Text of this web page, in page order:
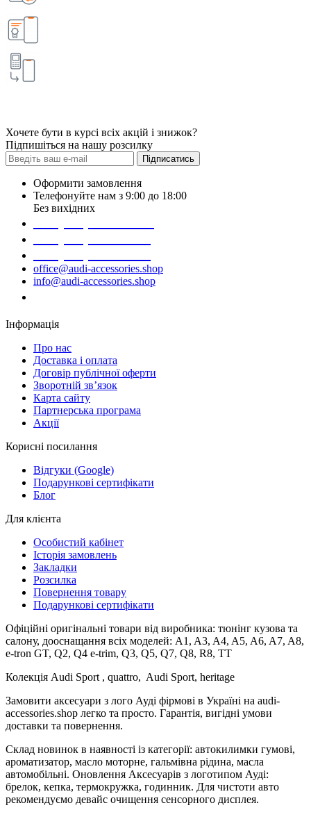
Хочете бути в курсі всіх акцій і знижок?
Підпишіться на нашу розсилку
Підписатись
Оформити замовлення
Телефонуйте нам з 9:00 до 18:00
Без вихідних
office@audi-accessories.shop
info@audi-accessories.shop
Інформація
Про нас
Доставка і оплата
Договір публічної оферти
Зворотній зв’язок
Карта сайту
Партнерська програма
Акції
Корисні посилання
Відгуки (Google)
Подарункові сертифікати
Блог
Для клієнта
Особистий кабінет
Історія замовлень
Закладки
Розсилка
Повернення товару
Подарункові сертифікати
Офіційні оригінальні товари від виробника: тюнінг кузова та
салону, дооснащання всіх моделей: A1, A3, A4, A5, A6, A7, A8,
e-tron GT, Q2, Q4 e-trim, Q3, Q5, Q7, Q8, R8, TT
Колекція Audi Sport , quattro, Audi Sport, heritage
Замовити аксесуари з лого Ауді фірмові в Україні на audi-
accessories.shop легко та просто. Гарантія, вигідні умови
доставки та повернення.
Склад новинок в наявності із категорії: автокилимки гумові,
ароматизатор, масло моторне, гальмівна рідина, масла
автомобільні. Оновлення Аксесуарів з логотипом Ауді:
брелок, кепка, термокружка, годинник. Для чистоти авто
рекомендуємо девайс очищення сенсорного дисплея.